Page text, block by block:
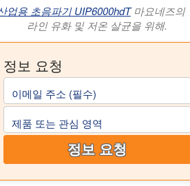
업용 초음파기 UIP6000hdT마요네즈의
라인 유화 및 저온 살균을 위해.
정보 요청
이메일 주소 (필수)
제품 또는 관심 영역
정보 요청